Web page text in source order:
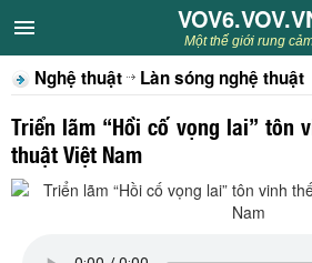
VOV6.VOV.VN
CHUYÊN MỤC
Khách VOV6
Văn học
Nghệ thuật
Một thế giới rung
Nghệ thuật Làn sóng nghệ thuật
Triển lãm “Hồi cố vọng lai” tôn
thuật Việt Nam